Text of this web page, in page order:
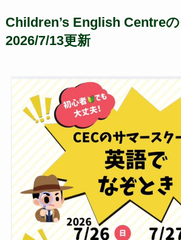
Children’s English Centre
2026/7/13更新